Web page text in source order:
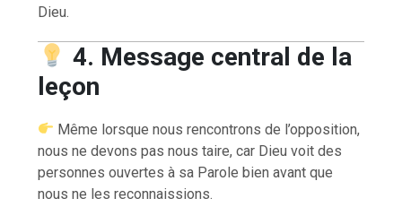
Dieu.
4. Message central de la
leçon
Même lorsque nous rencontrons de l’opposition,
nous ne devons pas nous taire, car Dieu voit des
personnes ouvertes à sa Parole bien avant que
nous ne les reconnaissions.